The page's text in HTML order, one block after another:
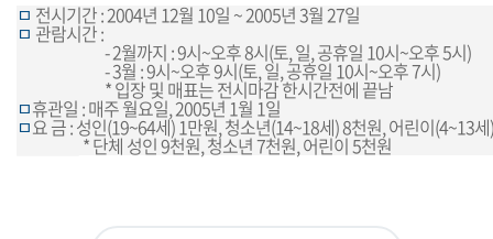
ㅁ 전시기간 : 2004년 12월 10일 ~ 2005년 3월 27일
ㅁ 관람시간 :
__________ - 2월까지 : 9시~오후 8시(토, 일, 공휴일 10시~오후 5시)
- 3월 : 9시~오후 9시(토, 일, 공휴일 10시~오후 7시)
* 입장 및 매표는 전시마감 한시간전에 끝남
ㅁ휴관일 : 매주 월요일, 2005년 1월 1일
ㅁ요 금 : 성인(19~64세) 1만원, 청소년(14~18세) 8천원, 어린이(4~13
_______-* 단체 성인 9천원, 청소년 7천원, 어린이 5천원